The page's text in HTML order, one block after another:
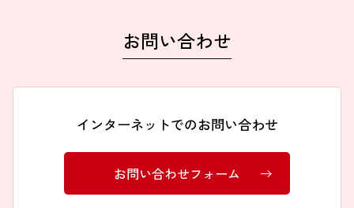
お問い合わせ
インターネットでのお問い合わせ
お問い合わせフォーム